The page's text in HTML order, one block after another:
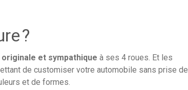
?
et sympathique à ses 4 roues. Et les
de customiser votre automobile sans prise de
et de formes.